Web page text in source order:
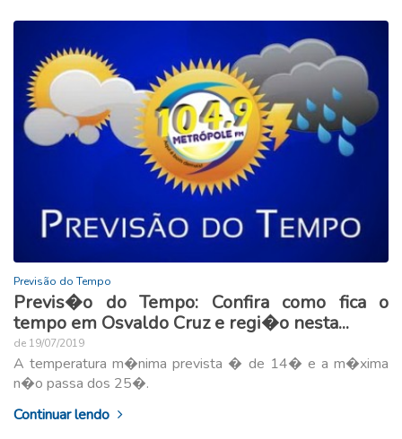
Previsão do Tempo
Previs�o do Tempo: Confira como fica o
tempo em Osvaldo Cruz e regi�o nesta...
de 19/07/2019
A temperatura m�nima prevista � de 14� e a m�xima
n�o passa dos 25�.
Continuar lendo